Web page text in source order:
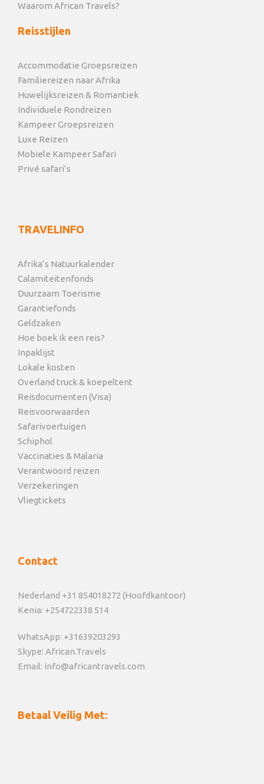
Waarom African Travels?
Reisstijlen
Accommodatie Groepsreizen
Familiereizen naar Afrika
Huwelijksreizen & Romantiek
Individuele Rondreizen
Kampeer Groepsreizen
Luxe Reizen
Mobiele Kampeer Safari
Privé safari’s
TRAVELINFO
Afrika’s Natuurkalender
Calamiteitenfonds
Duurzaam Toerisme
Garantiefonds
Geldzaken
Hoe boek ik een reis?
Inpaklijst
Lokale kosten
Overland truck & koepeltent
Reisdocumenten (Visa)
Reisvoorwaarden
Safarivoertuigen
Schiphol
Vaccinaties & Malaria
Verantwoord reizen
Verzekeringen
Vliegtickets
Contact
Nederland +31 854018272 (Hoofdkantoor)
Kenia: +254722338 514
WhatsApp: +31639203293
Skype: African.Travels
Email: info@africantravels.com
Betaal Veilig Met: